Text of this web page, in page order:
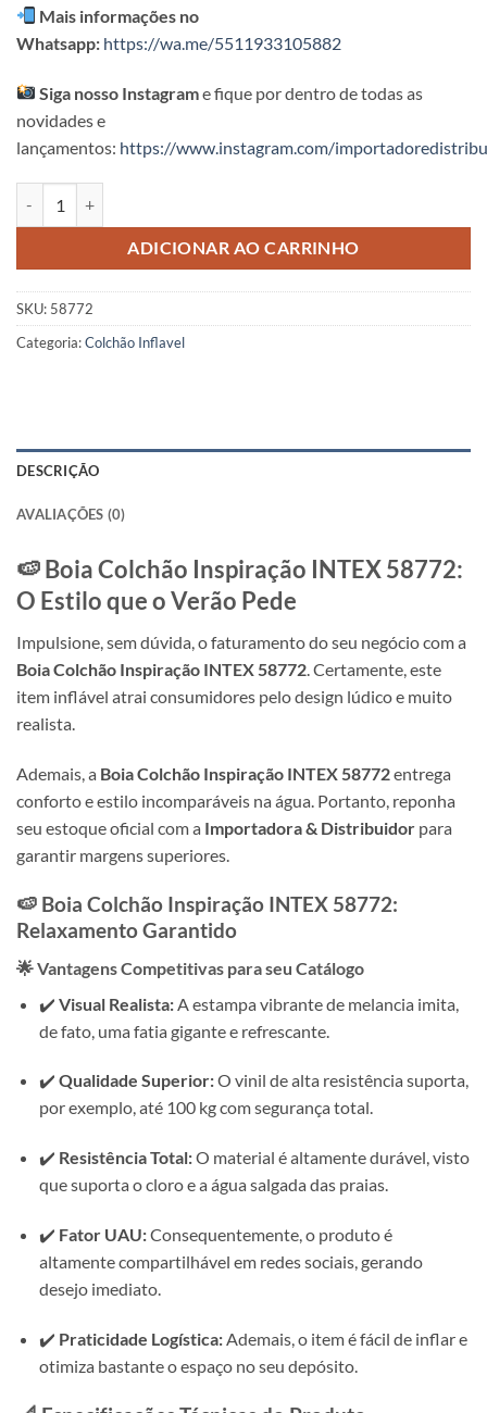
Mais informações no
Whatsapp: https://wa.me/5511933105882
Siga nosso Instagrame fique por dentro de todas as
novidades e
lançamentos: https://www.instagram.com/
ADICIONAR AO CARRINHO
SKU: 58772
Categoria:Colchão Inflavel
DESCRIÇÃO
AVALIAÇÕES (0)
🍉 Boia Colchão Inspiração INTEX 58772:
O Estilo que o Verão Pede
Impulsione, sem dúvida, o faturamento do seu negócio com a
Boia Colchão Inspiração INTEX 58772. Certamente, este
item inflável atrai consumidores pelo design lúdico e muito
realista.
Ademais, a Boia Colchão Inspiração INTEX 58772entrega
conforto e estilo incomparáveis na água. Portanto, reponha
seu estoque oficial com a Importadora & Distribuidor para
garantir margens superiores.
🍉 Boia Colchão Inspiração INTEX 58772:
Relaxamento Garantido
🌟 Vantagens Competitivas para seu Catálogo
✔️ Visual Realista:A estampa vibrante de melancia imita,
de fato, uma fatia gigante e refrescante.
✔️ Qualidade Superior:O vinil de alta resistência suporta,
por exemplo, até 100 kg com segurança total.
✔️ Resistência Total:O material é altamente durável, visto
que suporta o cloro e a água salgada das praias.
✔️ Fator UAU:Consequentemente, o produto é
altamente compartilhável em redes sociais, gerando
desejo imediato.
✔️ Praticidade Logística:Ademais, o item é fácil de inflar e
otimiza bastante o espaço no seu depósito.